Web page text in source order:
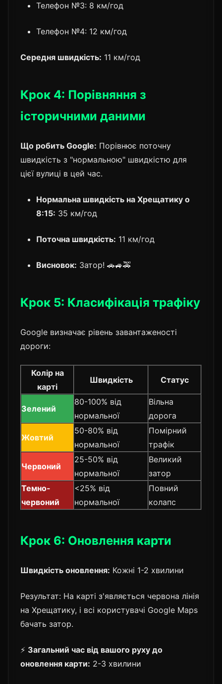
Телефон №3: 8 км/год
Телефон №4: 12 км/год
Середня швидкість: 11 км/год
Крок 4: Порівняння з
історичними даними
Що робить Google: Порівнює поточну
швидкість з "нормальною" швидкістю для
цієї вулиці в цей час.
Нормальна швидкість на Хрещатику о
8:15: 35 км/год
Поточна швидкість: 11 км/год
Висновок: Затор! 🚗🚙🚕
Крок 5: Класифікація трафіку
Google визначає рівень завантаженості
дороги:
Колір на
карті
Швидкість Статус
Зелений
80-100% від
нормальної
Вільна
дорога
Жовтий
50-80% від
нормальної
Помірний
трафік
Червоний
25-50% від
нормальної
Великий
затор
Темно-
червоний
<25% від
нормальної
Повний
колапс
Крок 6: Оновлення карти
Швидкість оновлення: Кожні 1-2 хвилини
Результат: На карті з'являється червона лінія
на Хрещатику, і всі користувачі Google Maps
бачать затор.
⚡ Загальний час від вашого руху до
оновлення карти: 2-3 хвилини